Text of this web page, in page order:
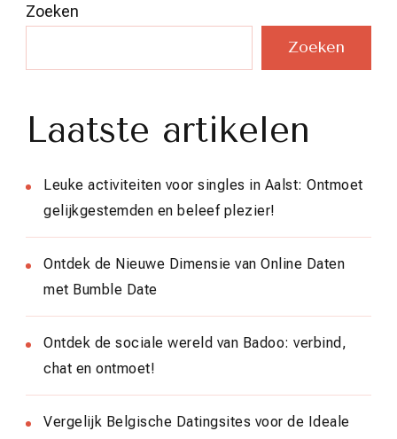
Zoeken
Zoeken
Laatste artikelen
Leuke activiteiten voor singles in Aalst: Ontmoet
gelijkgestemden en beleef plezier!
Ontdek de Nieuwe Dimensie van Online Daten
met Bumble Date
Ontdek de sociale wereld van Badoo: verbind,
chat en ontmoet!
Vergelijk Belgische Datingsites voor de Ideale